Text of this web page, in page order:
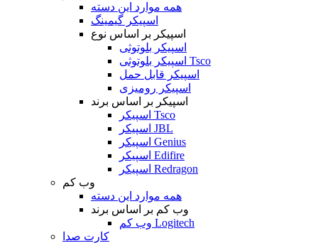
همه موارد این دسته
اسپیکر گیمینگ
اسپیکر بر اساس نوع
اسپیکر بلوتوثی
اسپیکر بلوتوثی Tsco
اسپیکر قابل حمل
اسپیکر رومیزی
اسپیکر بر اساس برند
اسپیکر Tsco
اسپیکر JBL
اسپیکر Genius
اسپیکر Edifire
اسپیکر Redragon
وب کم
همه موارد این دسته
وب کم بر اساس برند
وب کم Logitech
کارت صدا